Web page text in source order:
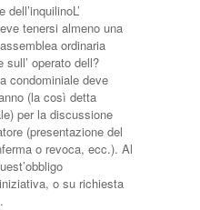
tenersi almeno una
ordinaria
operato dell?
condominiale deve
(la così detta
per la discussione
(presentazione del
o revoca, ecc.). Al
o su richiesta